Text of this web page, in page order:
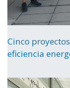
Cinco
eficiencia